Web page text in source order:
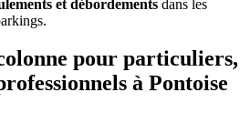
et débordements dans les
pour particuliers,
à Pontoise